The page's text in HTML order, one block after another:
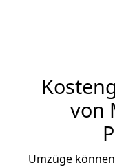
von
Umzüge